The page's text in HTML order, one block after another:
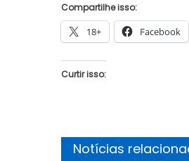
Compartilhe isso:
18+ Facebook
Curtir isso:
Notícias